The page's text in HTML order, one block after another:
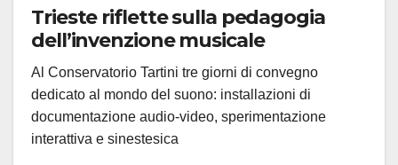
Trieste riflette sulla pedagogia
dell’invenzione musicale
Al Conservatorio Tartini tre giorni di convegno
dedicato al mondo del suono: installazioni di
documentazione audio-video, sperimentazione
interattiva e sinestesica